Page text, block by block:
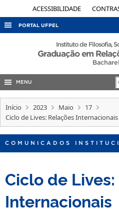
ACESSIBILIDADE
PORTAL UFPEL
ACESSO À INFORMAÇÃO
EDITAIS
INTERNACIONAL
OUVIDORIA
TELEFONES
Instituto de Filosofia,
Graduação em
MENU
Início 2023 Maio
17
Ciclo de Lives: Relações Internacionais
COMUNICADOS
Ciclo de
Internacionais